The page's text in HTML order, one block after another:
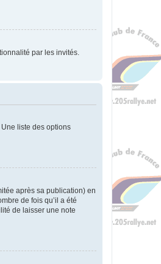
par les invités.
liste des options
après sa publication) en
de fois qu’il a été
de laisser une note